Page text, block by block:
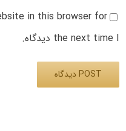
in this browser for
the next time I دیدگاه.